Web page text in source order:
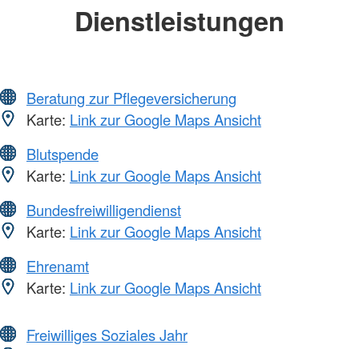
Dienstleistungen
Beratung zur Pflegeversicherung
Karte: Link zur Google Maps Ansicht
Blutspende
Karte: Link zur Google Maps Ansicht
Bundesfreiwilligendienst
Karte: Link zur Google Maps Ansicht
Ehrenamt
Karte: Link zur Google Maps Ansicht
Freiwilliges Soziales Jahr